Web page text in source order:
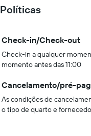
Políticas
Check-in/Check-out
Check-in a qualquer
momento antes das 11:00
Cancelamento/pré-
As condições de
o tipo de quarto e